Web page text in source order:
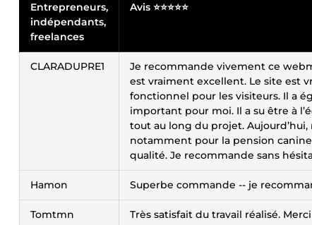
Entrepreneurs,
indépendants,
freelances
Avis ⭐⭐⭐⭐⭐
CLARADUPRE1
Je recommande vivement ce
est vraiment excellent. Le site est
fonctionnel pour les visiteurs. Il a
important pour moi. Il a su être à
tout au long du projet.
notamment pour la pension
qualité. Je recommande sans
Hamon Superbe commande -- je
Tomtmn Très satisfait du travail réalisé.